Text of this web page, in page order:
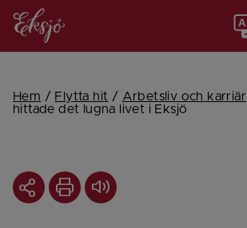
Hem / Flytta hit / Arbetsliv och karriär
hittade det lugna livet i Eksjö